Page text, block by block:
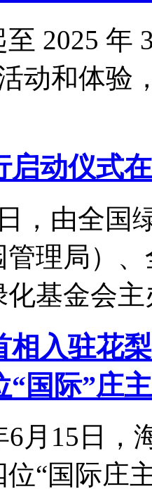
2025 年 3
动和体验
启动仪式
由全国绿
管理局）
基金会主
相入驻花
“国际”庄主
15日，
“国际庄